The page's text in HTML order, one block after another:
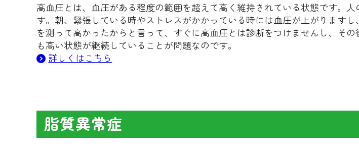
高血圧とは、血圧がある程度の範囲を超えて高く維持されている状態です。
す。朝、緊張している時やストレスがかかっている時には血圧が上がります
を測って高かったからと言って、すぐに高血圧とは診断をつけませんし、そ
も高い状態が継続していることが問題なのです。
詳しくはこちら
脂質異常症